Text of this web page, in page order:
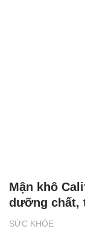
SỨC KHỎE
Mận khô
dưỡng chất,